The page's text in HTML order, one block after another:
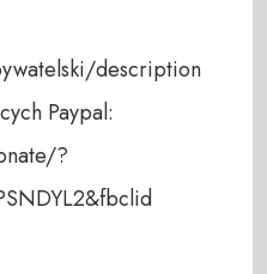
description
Paypal:
?